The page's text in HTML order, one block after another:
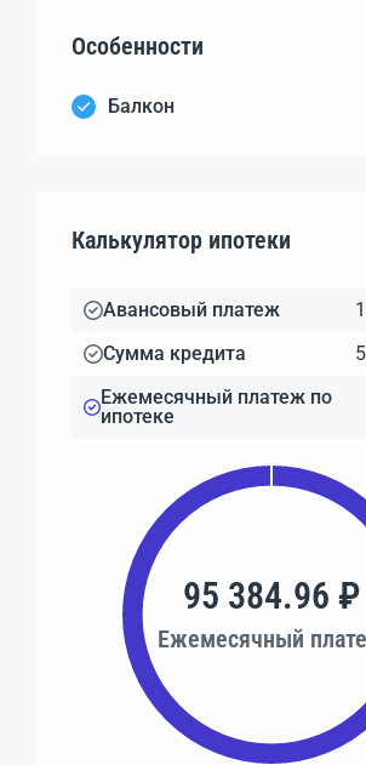
Особенности
Балкон
Калькулятор ипотеки
Авансовый платеж
Сумма кредита
Ежемесячный платеж по
ипотеке
95 384.96 ₽
Ежемесячный